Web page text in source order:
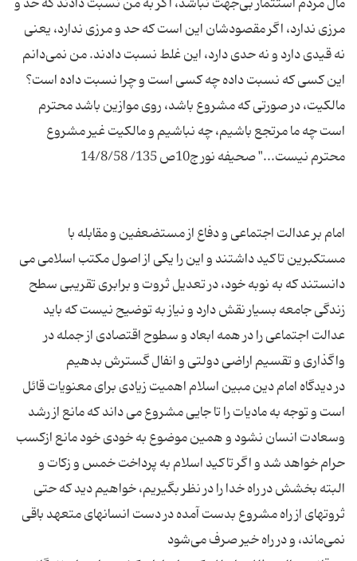
مرزی ندارد، اگر مقصودشان این است که حد و مرزی ندارد، یعنی
نه قیدی دارد و نه حدی دارد، این غلط نسبت دادند. من نمی‌دانم
این کسی که نسبت داده چه کسی است و چرا نسبت داده است؟
مالکیت، در صورتی که مشروع باشد، روی موازین باشد محترم
است چه ما مرتجع باشیم، چه نباشیم و مالکیت غیر مشروع
امام بر عدالت اجتماعی و دفاع از مستضعفین و مقابله با
مستکبرین تاکید داشتند و این را یکی از اصول مکتب اسلامی می
دانستند که به نوبه خود، در تعدیل ثروت و برابری تقریبی سطح
زندگی جامعه بسیار نقش دارد و نیاز به توضیح نیست که باید
عدالت اجتماعی را در همه ابعاد و سطوح اقتصادی از جمله در
در دیدگاه امام دین مبین اسلام اهمیت زیادی برای معنویات قائل
است و توجه به مادیات را تا جایی مشروع می داند که مانع از رشد
وسعادت انسان نشود و همین موضوع به خودی خود مانع ازکسب
حرام خواهد شد و اگر تاکید اسلام به پرداخت خمس و زکات و
البته بخشش در راه خدا را در نظر بگیریم، خواهیم دید که حتی
ثروتهای از راه مشروع بدست آمده در دست انسانهای متعهد باقی